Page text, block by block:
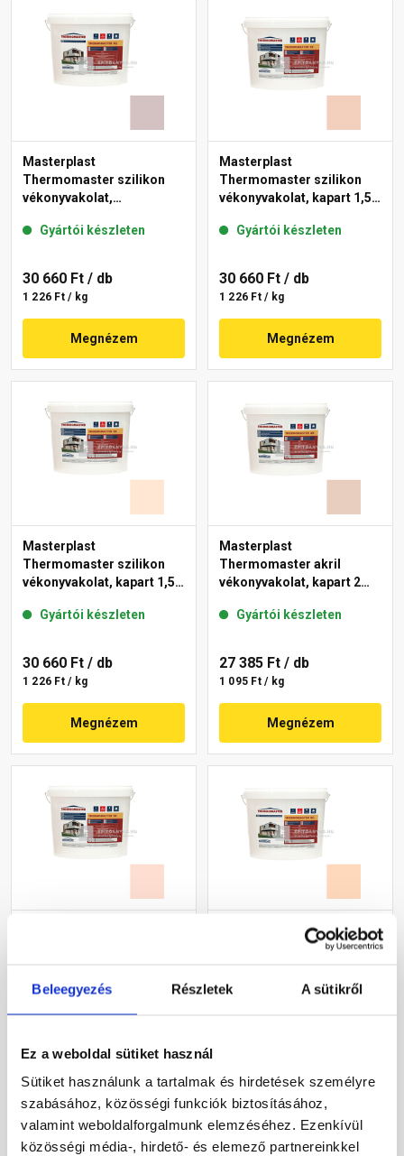
Beleegyezés Részletek A sütikről
Ez a weboldal sütiket használ
Sütiket használunk a tartalmak és hirdetések személyre
szabásához, közösségi funkciók biztosításához,
valamint weboldalforgalmunk elemzéséhez. Ezenkívül
közösségi média-, hirdető- és elemező partnereinkkel
Masterplast
Thermomaster szilikon
vékonyvakolat,
20-E 25 kg
Gyártói készleten
30 660 Ft / db
1 226 Ft / kg
Megnézem
Masterplast
Thermomaster szilikon
vékonyvakolat, kapart 1,5
Gyártói készleten
30 660 Ft / db
1 226 Ft / kg
Megnézem
Masterplast
Thermomaster szilikon
vékonyvakolat, kapart 1,5
Gyártói készleten
30 660 Ft / db
1 226 Ft / kg
Megnézem
Masterplast
Thermomaster akril
vékonyvakolat, kapart 2
Gyártói készleten
27 385 Ft / db
1 095 Ft / kg
Megnézem
mm 17-F 25 kg
Gyártói készleten
30 660 Ft/ db
Megnézem
Thermomaster akril
gördülőszemcsés 2 mm
Gyártói készleten
Megnézem